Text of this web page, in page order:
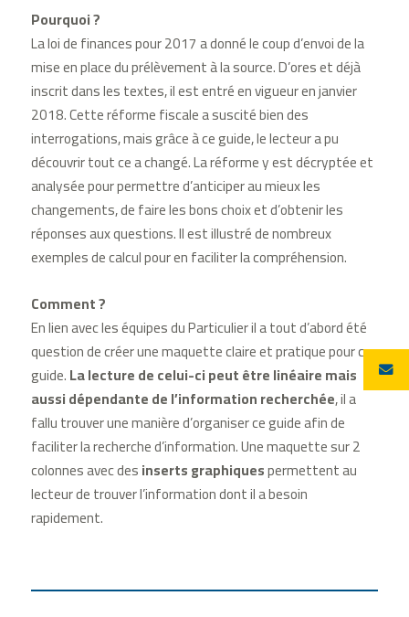
Pourquoi ?
La loi de finances pour 2017 a donné le coup d’envoi de la
mise en place du prélèvement à la source. D’ores et déjà
inscrit dans les textes, il est entré en vigueur en janvier
2018. Cette réforme fiscale a suscité bien des
interrogations, mais grâce à ce guide, le lecteur a pu
découvrir tout ce a changé. La réforme y est décryptée et
analysée pour permettre d’anticiper au mieux les
changements, de faire les bons choix et d’obtenir les
réponses aux questions. Il est illustré de nombreux
exemples de calcul pour en faciliter la compréhension.
Comment ?
En lien avec les équipes du Particulier il a tout d’abord été
question de créer une maquette claire et pratique pour ce
guide.La lecture de celui-ci peut être linéairemais
aussi dépendante de l’information recherchée, il a
fallu trouver une manière d’organiser ce guide afin de
faciliter la recherche d’information. Une maquette sur 2
colonnes avec desinserts graphiquespermettent au
lecteur de trouver l’information dont il a besoin
rapidement.